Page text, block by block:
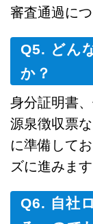
審査通過に
Q5. どん
か？
身分証明書
源泉徴収票
に準備して
ズに進みます
Q6. 自社